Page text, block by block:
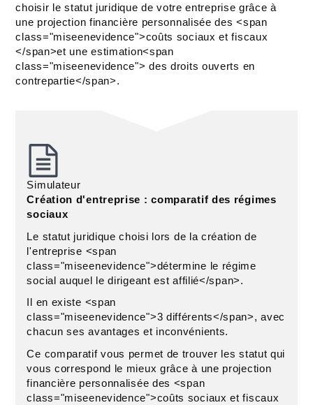
choisir le statut juridique de votre entreprise grâce à
une projection financière personnalisée des <span
class="miseenevidence">coûts sociaux et fiscaux
</span>et une estimation<span
class="miseenevidence"> des droits ouverts en
contrepartie</span>.
Simulateur
Création d'entreprise : comparatif des régimes
sociaux
Le statut juridique choisi lors de la création de
l'entreprise <span
class="miseenevidence">détermine le régime
social auquel le dirigeant est affilié</span>.
Il en existe <span
class="miseenevidence">3 différents</span>, avec
chacun ses avantages et inconvénients.
Ce comparatif vous permet de trouver les statut qui
vous correspond le mieux grâce à une projection
financière personnalisée des <span
class="miseenevidence">coûts sociaux et fiscaux